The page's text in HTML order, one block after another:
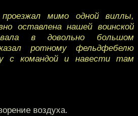
мимо одной виллы,
оставлена нашей воинской
в довольно большом
ротному фельдфебелю
с командой и навести там
воздуха.